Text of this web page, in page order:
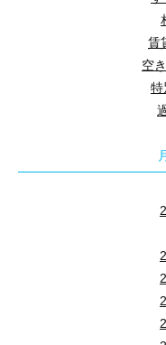
賃
空
特
節税対策となる修繕積
株式会社ハウスネット
株式会社リバティーハウ
宅地建物取引士・不動
● 今年の繁忙期の分析・
● 入居者に選ばれるお部
● 節税・相続対策になる